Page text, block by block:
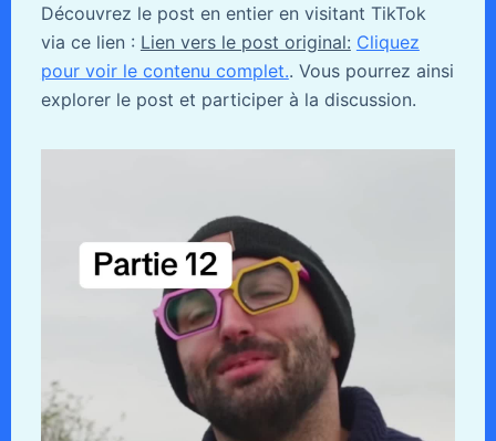
Découvrez le post en entier en visitant TikTok
via ce lien : Lien vers le post original: Cliquez
pour voir le contenu complet.. Vous pourrez ainsi
explorer le post et participer à la discussion.